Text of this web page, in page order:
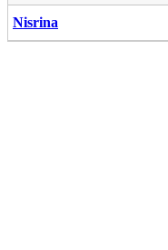
Nisrina